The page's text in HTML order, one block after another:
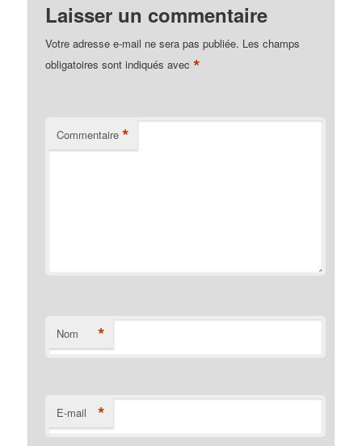
Laisser un commentaire
Votre adresse e-mail ne sera pas publiée. Les champs
obligatoires sont indiqués avec*
Commentaire *
Nom *
E-mail *